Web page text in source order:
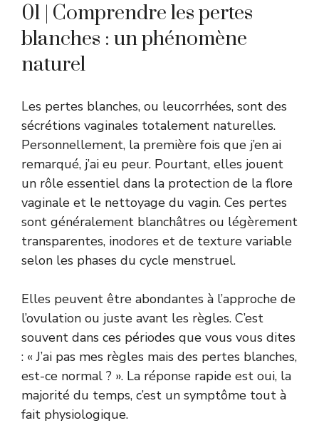
01 | Comprendre les pertes
blanches : un phénomène
naturel
Les pertes blanches, ou leucorrhées, sont des
sécrétions vaginales totalement naturelles.
Personnellement, la première fois que j’en ai
remarqué, j’ai eu peur. Pourtant, elles jouent
un rôle essentiel dans la protection de la flore
vaginale et le nettoyage du vagin. Ces pertes
sont généralement blanchâtres ou légèrement
transparentes, inodores et de texture variable
selon les phases du cycle menstruel.
Elles peuvent être abondantes à l’approche de
l’ovulation ou juste avant les règles. C’est
souvent dans ces périodes que vous vous dites
: « J’ai pas mes règles mais des pertes blanches,
est-ce normal ? ». La réponse rapide est oui, la
majorité du temps, c’est un symptôme tout à
fait physiologique.